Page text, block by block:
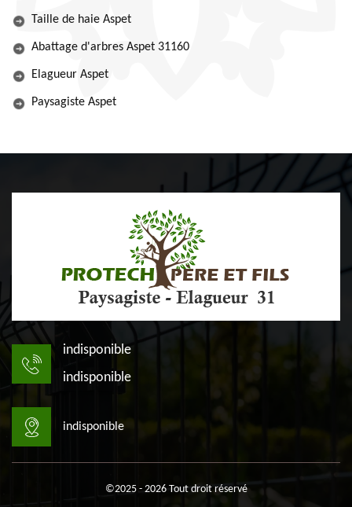
Taille de haie Aspet
Abattage d'arbres Aspet 31160
Elagueur Aspet
Paysagiste Aspet
indisponible
indisponible
indisponible
©2025 - 2026 Tout droit réservé